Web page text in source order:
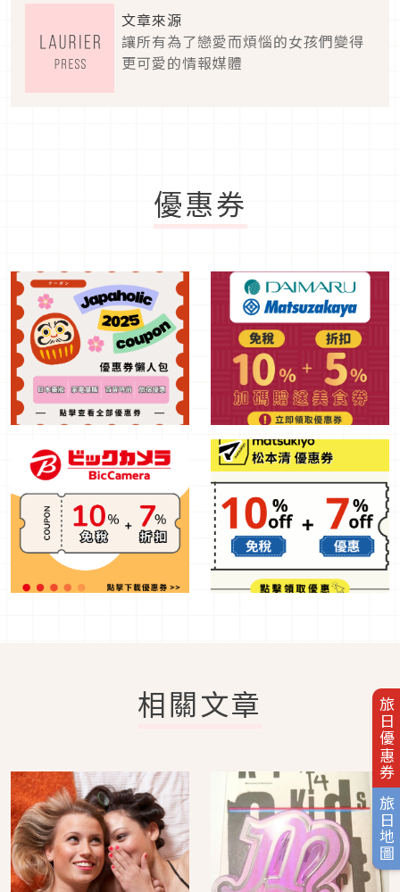
旅日優惠券
旅日地圖
文章來源
讓所有為了戀愛而煩惱的女孩們變得
更可愛的情報媒體
優惠券
相關文章